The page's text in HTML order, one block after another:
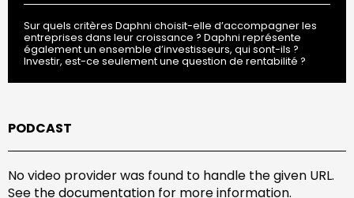
Sur quels critères Daphni choisit-elle d’accompagner les
entreprises dans leur croissance ? Daphni représente
également un ensemble d’investisseurs, qui sont-ils ?
Investir, est-ce seulement une question de rentabilité ?
PODCAST
No video provider was found to handle the given URL.
See the documentation for more information.